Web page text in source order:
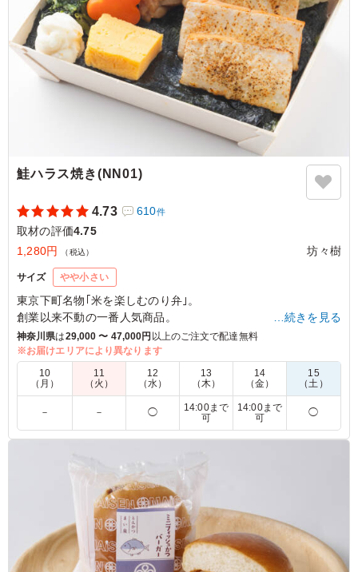
鮭ハラス焼き(NN01)
4.73 610件
取材の評価4.75
1,280円
（税込） 坊々樹
サイズ やや小さい
東京下町名物｢米を楽しむのり弁｣。
創業以来不動の一番人気商品。
脂の乗った鮭ハラス焼きをのせたお弁当は老舗店だからこそ実
現できる仕入れと価格！【五つ星のり弁】でしか味わえない至
極ののり弁です。ロケや会議で是非ご利用ください。
東映ビデオ株式会社
誇張表現を抜きにして、今まで食べた鮭ハラスの中で一番
ります。社内にリピーターができるのも納得の美味しさで
ご利用シーン：ロケ・撮影
取材
東京都中央区築地2025/05/09
…続きを見る
神奈川県は29,000 〜 47,000円 以上のご注文で配達無料
※お届けエリアにより異なります
10
（月）
11
（火）
12
（水）
13
（木）
14
（金）
15
（土）
－ － ◯
14:00まで
可
14:00まで
可
◯